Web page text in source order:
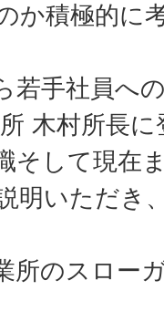
か積極的に
若手社員へ
木村所長
そして現在
明いただき
所のスロー